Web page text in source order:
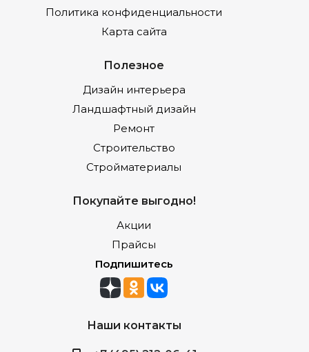
Политика конфиденциальности
Карта сайта
Полезное
Дизайн интерьера
Ландшафтный дизайн
Ремонт
Строительство
Стройматериалы
Покупайте выгодно!
Акции
Прайсы
Подпишитесь
Наши контакты